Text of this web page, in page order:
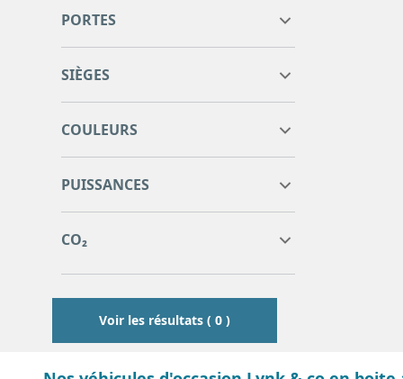
PORTES
SIÈGES
COULEURS
PUISSANCES
CO₂
Voir les résultats ( 0 )